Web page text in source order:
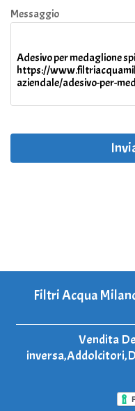
Messaggio
Filtri Acqua
Vendita